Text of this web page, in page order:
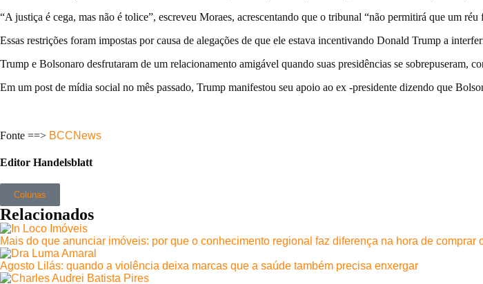
“A justiça é cega, mas não é tolice”, escreveu Moraes, acrescentando que o tribunal “não permitirá que um
Essas restrições foram impostas por causa de alegações de que ele estava incentivando Donald Trump a
Trump e Bolsonaro desfrutaram de um relacionamento amigável quando suas presidências se sobrepuseram,
Em um post de mídia social no mês passado, Trump manifestou seu apoio ao ex -presidente dizendo que
Fonte ==> BCCNews
Editor Handelsblatt
Colunas
Relacionados
Mais do que anunciar imóveis: por que o conhecimento regional faz diferença na hora de comprar
Agosto Lilás: quando a violência deixa marcas que a saúde também precisa enxergar